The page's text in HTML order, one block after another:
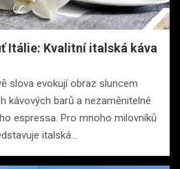
Itálie: Kvalitní italská káva
slova evokují obraz sluncem
kávových barů a nezaměnitelné
espressa. Pro mnoho milovníků
italská…